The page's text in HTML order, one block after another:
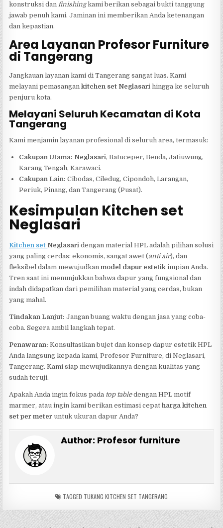
konstruksi danfinishingkami berikan sebagai bukti tanggung
jawab penuh kami. Jaminan ini memberikan Anda ketenangan
dan kepastian.
Area Layanan Profesor Furniture
di Tangerang
Jangkauan layanan kami di Tangerang sangat luas. Kami
melayani pemasangankitchen set Neglasari hingga ke seluruh
penjuru kota.
Melayani Seluruh Kecamatan di Kota
Tangerang
Kami menjamin layanan profesional di seluruh area, termasuk:
Cakupan Utama: Neglasari, Batuceper, Benda, Jatiuwung,
Karang Tengah, Karawaci.
Cakupan Lain: Cibodas, Ciledug, Cipondoh, Larangan,
Periuk, Pinang, dan Tangerang (Pusat).
Kesimpulan Kitchen set
Neglasari
Kitchen set Neglasari dengan material HPL adalah pilihan solusi
yang paling cerdas: ekonomis, sangat awet (anti air), dan
fleksibel dalam mewujudkanmodel dapur estetik impian Anda.
Tren saat ini menunjukkan bahwa dapur yang fungsional dan
indah didapatkan dari pemilihan material yang cerdas, bukan
yang mahal.
Tindakan Lanjut: Jangan buang waktu dengan jasa yang coba-
coba. Segera ambil langkah tepat.
Penawaran: Konsultasikan bujet dan konsep dapur estetik HPL
Anda langsung kepada kami, Profesor Furniture, di Neglasari,
Tangerang. Kami siap mewujudkannya dengan kualitas yang
sudah teruji.
Apakah Anda ingin fokus pada top tabledengan HPL motif
marmer, atau ingin kami berikan estimasi cepatharga kitchen
set per meter untuk ukuran dapur Anda?
Author: Profesor furniture
TAGGED TUKANG KITCHEN SET TANGERANG